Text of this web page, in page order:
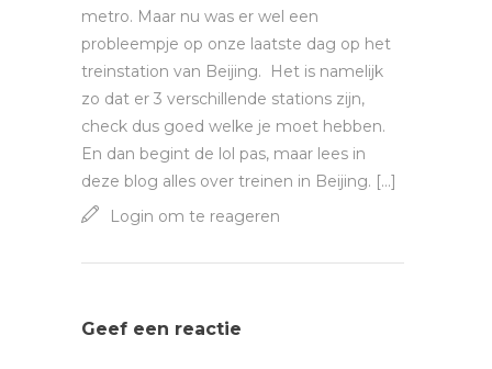
metro. Maar nu was er wel een
probleempje op onze laatste dag op het
treinstation van Beijing. Het is namelijk
zo dat er 3 verschillende stations zijn,
check dus goed welke je moet hebben.
En dan begint de lol pas, maar lees in
deze blog alles over treinen in Beijing. […]
Login om te reageren
Geef een reactie